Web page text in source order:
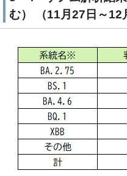
む） （11月27日～12